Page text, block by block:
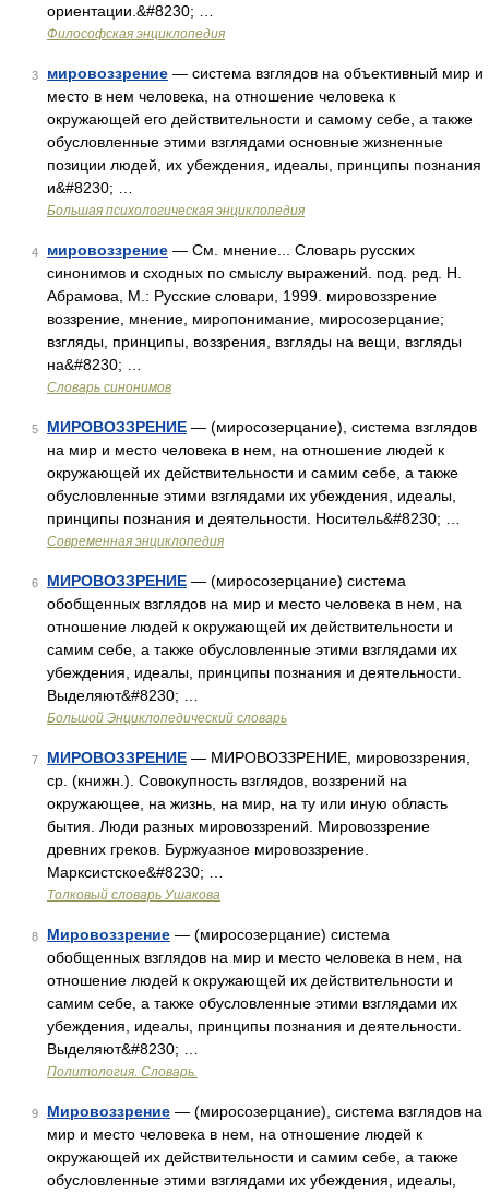
ориентации.&#8230; …
Философская энциклопедия
3 мировоззрение — система взглядов на объективный мир и
место в нем человека, на отношение человека к
окружающей его действительности и самому себе, а также
обусловленные этими взглядами основные жизненные
позиции людей, их убеждения, идеалы, принципы познания
и&#8230; …
Большая психологическая энциклопедия
4 мировоззрение — См. мнение... Словарь русских
синонимов и сходных по смыслу выражений. под. ред. Н.
Абрамова, М.: Русские словари, 1999. мировоззрение
воззрение, мнение, миропонимание, миросозерцание;
взгляды, принципы, воззрения, взгляды на вещи, взгляды
на&#8230; …
Словарь синонимов
5 МИРОВОЗЗРЕНИЕ — (миросозерцание), система взглядов
на мир и место человека в нем, на отношение людей к
окружающей их действительности и самим себе, а также
обусловленные этими взглядами их убеждения, идеалы,
принципы познания и деятельности. Носитель&#8230; …
Современная энциклопедия
6 МИРОВОЗЗРЕНИЕ — (миросозерцание) система
обобщенных взглядов на мир и место человека в нем, на
отношение людей к окружающей их действительности и
самим себе, а также обусловленные этими взглядами их
убеждения, идеалы, принципы познания и деятельности.
Выделяют&#8230; …
Большой Энциклопедический словарь
7 МИРОВОЗЗРЕНИЕ — МИРОВОЗЗРЕНИЕ, мировоззрения,
ср. (книжн.). Совокупность взглядов, воззрений на
окружающее, на жизнь, на мир, на ту или иную область
бытия. Люди разных мировоззрений. Мировоззрение
древних греков. Буржуазное мировоззрение.
Марксистское&#8230; …
Толковый словарь Ушакова
8 Мировоззрение — (миросозерцание) система
обобщенных взглядов на мир и место человека в нем, на
отношение людей к окружающей их действительности и
самим себе, а также обусловленные этими взглядами их
убеждения, идеалы, принципы познания и деятельности.
Выделяют&#8230; …
Политология. Словарь.
9 Мировоззрение — (миросозерцание), система взглядов на
мир и место человека в нем, на отношение людей к
окружающей их действительности и самим себе, а также
обусловленные этими взглядами их убеждения, идеалы,